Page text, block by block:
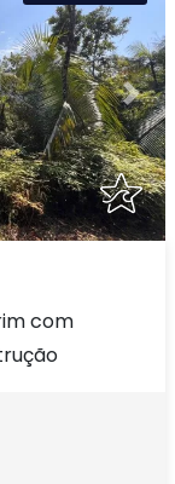
Next
com